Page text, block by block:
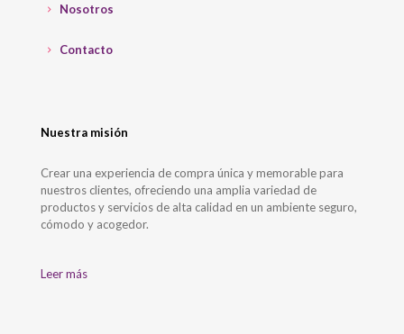
Nosotros
Contacto
Nuestra misión
Crear una experiencia de compra única y memorable para
nuestros clientes, ofreciendo una amplia variedad de
productos y servicios de alta calidad en un ambiente seguro,
cómodo y acogedor.
Leer más